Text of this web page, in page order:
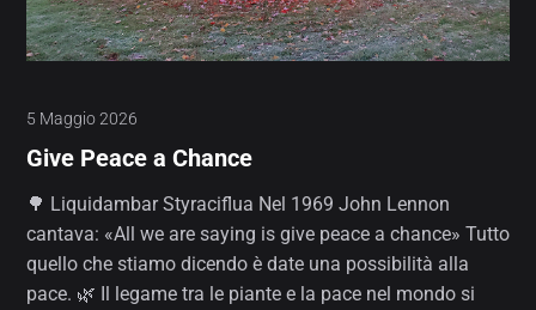
5 Maggio 2026
Give Peace a Chance
🌳 Liquidambar Styraciflua Nel 1969 John Lennon
cantava: «All we are saying is give peace a chance» Tutto
quello che stiamo dicendo è date una possibilità alla
pace. 🌿 Il legame tra le piante e la pace nel mondo si